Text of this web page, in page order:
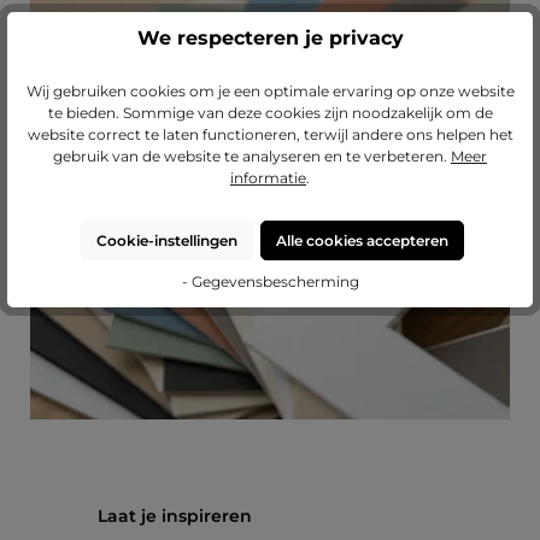
Passend passe-partout?
Verfraai je lijst met een hoogwaardig passe-
partout van Mijn Favoriete Lijst.
naar onze passe-partouts
Productgalerij overslaan
Laat je inspireren
We respecteren je privacy
Wij gebruiken cookies om je een optimale ervaring op onze website
te bieden. Sommige van deze cookies zijn noodzakelijk om de
website correct te laten functioneren, terwijl andere ons helpen het
gebruik van de website te analyseren en te verbeteren. Meer
informatie.
Cookie-instellingen Alle cookies accepteren
- Gegevensbescherming